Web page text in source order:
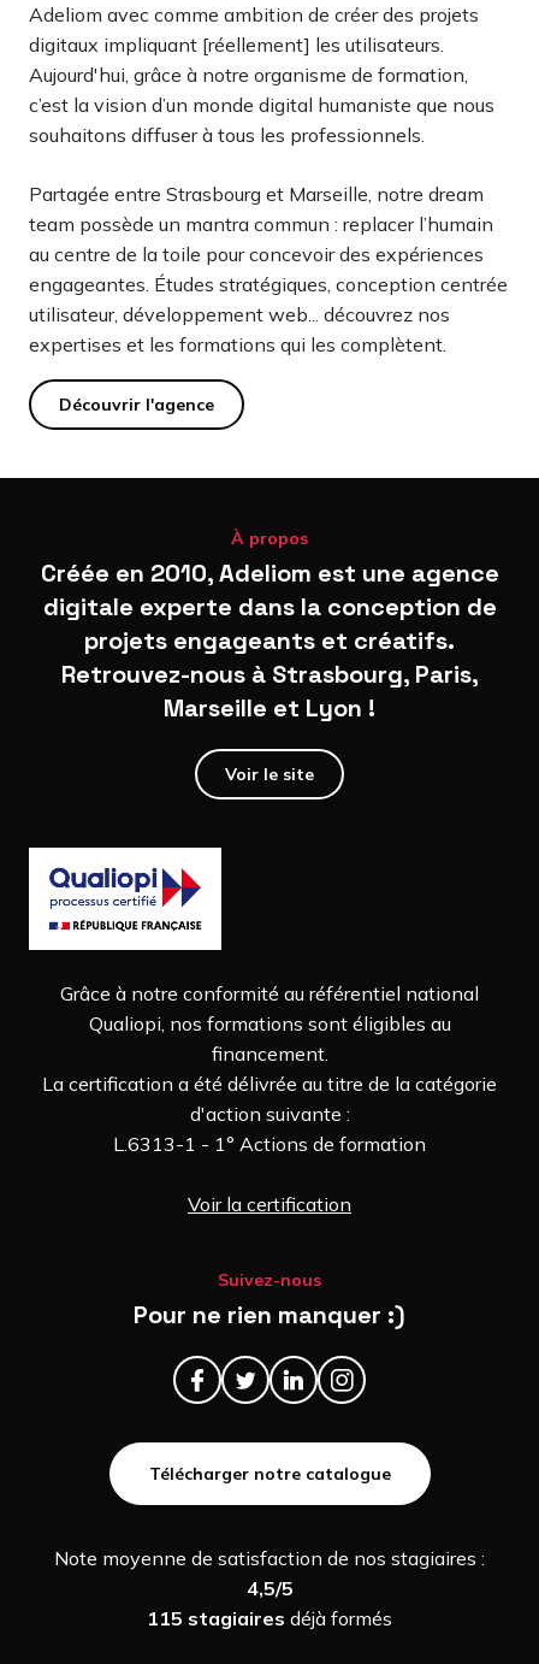
Adeliom avec comme ambition de créer des projets
digitaux impliquant [réellement] les utilisateurs.
Aujourd'hui, grâce à notre organisme de formation,
c’est la vision d’un monde digital humaniste que nous
souhaitons diffuser à tous les professionnels.
Partagée entre Strasbourg et Marseille, notre dream
team possède un mantra commun : replacer l’humain
au centre de la toile pour concevoir des expériences
engageantes. Études stratégiques, conception centrée
utilisateur, développement web... découvrez nos
expertises et les formations qui les complètent.
Découvrir l'agence
À propos
Créée en 2010, Adeliom est une agence
digitale experte dans la conception de
projets engageants et créatifs.
Retrouvez-nous à Strasbourg, Paris,
Marseille et Lyon !
Voir le site
Grâce à notre conformité au référentiel national
Qualiopi, nos formations sont éligibles au
financement.
La certification a été délivrée au titre de la catégorie
d'action suivante :
L.6313-1 - 1° Actions de formation
Voir la certification
Suivez-nous
Pour ne rien manquer :)
Télécharger notre catalogue
Note moyenne de satisfaction de nos stagiaires :
4,5/5
115 stagiaires déjà formés